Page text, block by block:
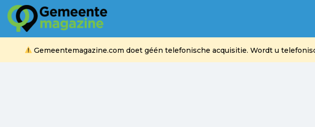
Gemeentemagazine.com doet géén telefonische acquisitie. Wordt u
Zoek
naar: